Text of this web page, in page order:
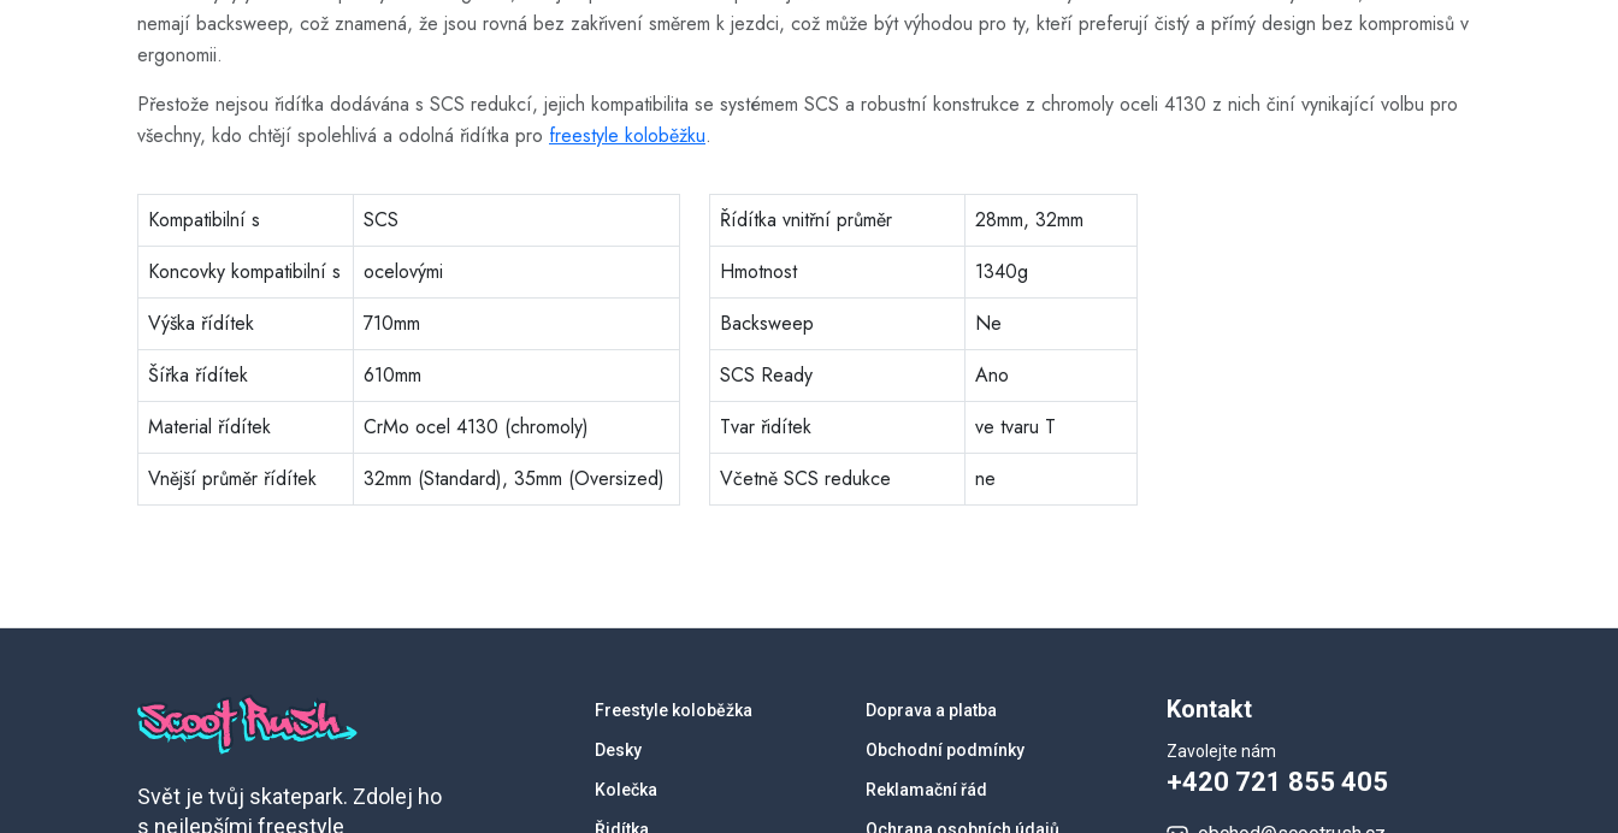
nemají backsweep, což znamená, že jsou rovná bez zakřivení směrem k jezdci, což může být výhodou pro ty, kteří preferují čistý a přímý design bez kompromisů v
ergonomii.
Přestože nejsou řidítka dodávána s SCS redukcí, jejich kompatibilita se systémem SCS a robustní konstrukce z chromoly oceli 4130 z nich činí vynikající volbu pro
všechny, kdo chtějí spolehlivá a odolná řidítka pro freestyle koloběžku.
Kompatibilní s
SCS
Koncovky kompatibilní s
ocelovými
Výška řídítek
710mm
Šířka řídítek
610mm
Material řídítek
CrMo ocel 4130 (chromoly)
Vnější průměr řídítek
32mm (Standard), 35mm (Oversized)
Řídítka vnitřní průměr
28mm, 32mm
Hmotnost
1340g
Backsweep
Ne
SCS Ready
Ano
Tvar řidítek
ve tvaru T
Včetně SCS redukce
ne
Svět je tvůj skatepark. Zdolej ho
s nejlepšími freestyle
Freestyle koloběžka
Desky
Kolečka
Doprava a platba
Obchodní podmínky
Reklamační řád
Kontakt
Zavolejte nám
+420 721 855 405